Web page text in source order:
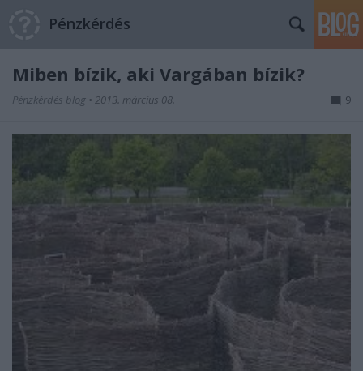
Pénzkérdés
Miben bízik, aki Vargában bízik?
Pénzkérdés blog • 2013. március 08. 9